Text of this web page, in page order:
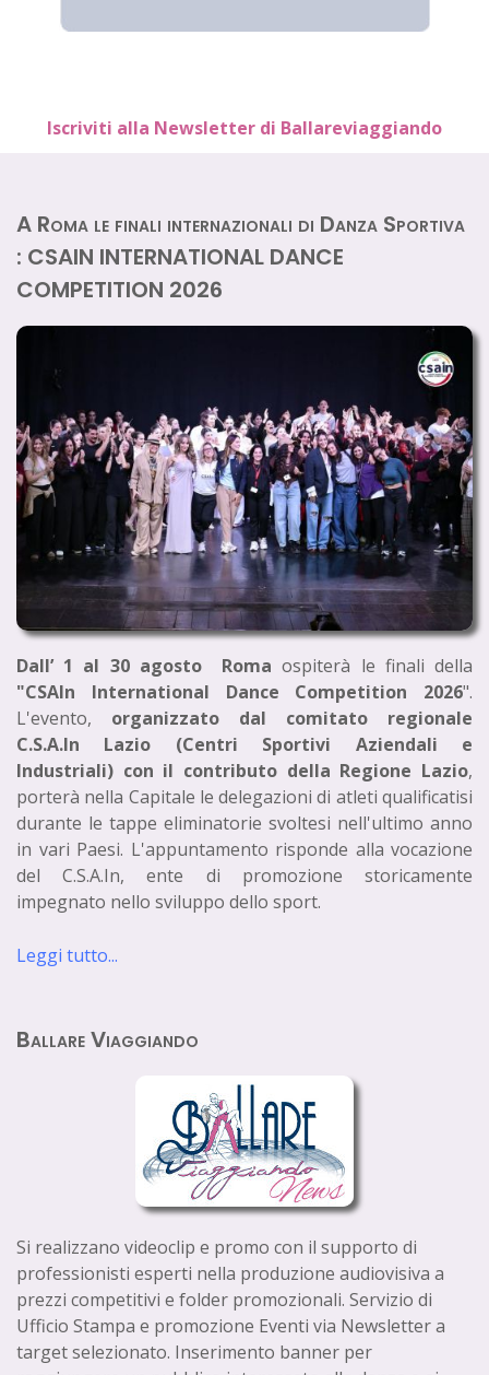
Iscriviti alla Newsletter di Ballareviaggiando
A Roma le finali internazionali di Danza Sportiva
: CSAIN INTERNATIONAL DANCE
COMPETITION 2026
Dall’ 1 al 30 agosto Roma ospiterà le finali della
"CSAIn International Dance Competition 2026".
L'evento, organizzato dal comitato regionale
C.S.A.In Lazio (Centri Sportivi Aziendali e
Industriali) con il contributo della Regione Lazio,
porterà nella Capitale le delegazioni di atleti qualificatisi
durante le tappe eliminatorie svoltesi nell'ultimo anno
in vari Paesi. L'appuntamento risponde alla vocazione
del C.S.A.In, ente di promozione storicamente
impegnato nello sviluppo dello sport.
Leggi tutto...
Ballare Viaggiando
Si realizzano videoclip e promo con il supporto di
professionisti esperti nella produzione audiovisiva a
prezzi competitivi e folder promozionali. Servizio di
Ufficio Stampa e promozione Eventi via Newsletter a
target selezionato. Inserimento banner per